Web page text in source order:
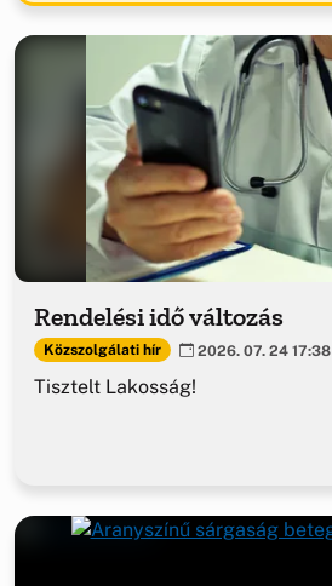
Rendelési idő változás
Közszolgálati hír 2026. 07. 24 17:38
Tisztelt Lakosság!